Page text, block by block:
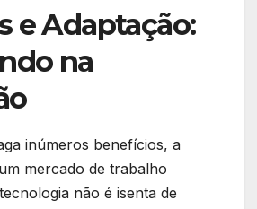
e Adaptação:
na
inúmeros benefícios, a
mercado de trabalho
não é isenta de